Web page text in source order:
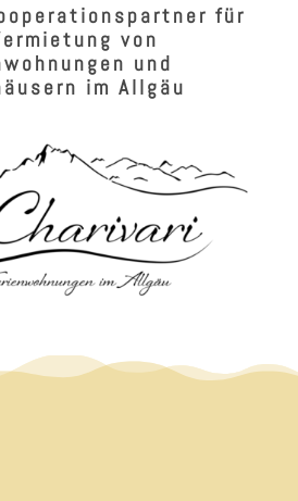
für
von
und
im Allgäu